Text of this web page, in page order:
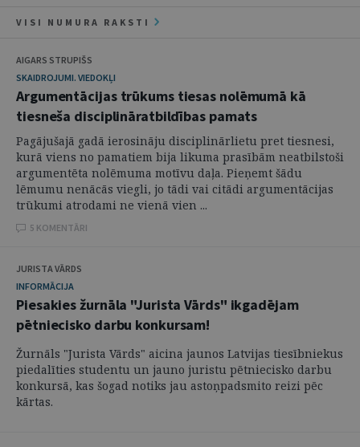
VISI NUMURA RAKSTI
AIGARS STRUPIŠS
SKAIDROJUMI. VIEDOKĻI
Argumentācijas trūkums tiesas nolēmumā kā
tiesneša disciplināratbildības pamats
Pagājušajā gadā ierosināju disciplinārlietu pret tiesnesi,
kurā viens no pamatiem bija likuma prasībām neatbilstoši
argumentēta nolēmuma motīvu daļa. Pieņemt šādu
lēmumu nenācās viegli, jo tādi vai citādi argumentācijas
trūkumi atrodami ne vienā vien ...
5 KOMENTĀRI
JURISTA VĀRDS
INFORMĀCIJA
Piesakies žurnāla "Jurista Vārds" ikgadējam
pētniecisko darbu konkursam!
Žurnāls "Jurista Vārds" aicina jaunos Latvijas tiesībniekus
piedalīties studentu un jauno juristu pētniecisko darbu
konkursā, kas šogad notiks jau astoņpadsmito reizi pēc
kārtas.